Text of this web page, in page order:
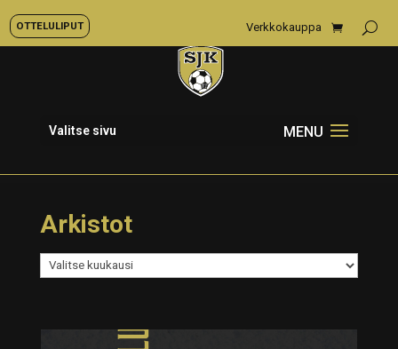
OTTELULIPUT Verkkokauppa
Valitse sivu
Arkistot
Arkistot